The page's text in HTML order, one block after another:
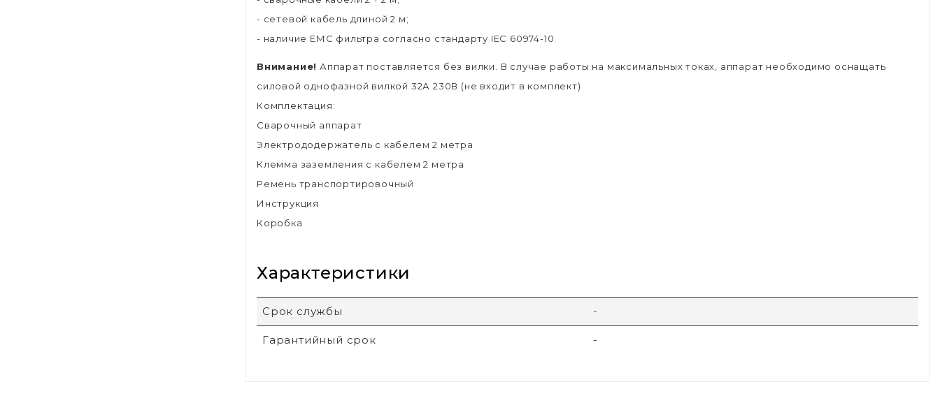
- сетевой кабель длиной 2 м;
- наличие ЕМС фильтра согласно стандарту IEC 60974-10.
Внимание! Аппарат поставляется без вилки. В случае работы на максимальных токах, аппарат необходимо оснащать
силовой однофазной вилкой 32А 230В (не входит в комплект)
Комплектация:
Сварочный аппарат
Электрододержатель с кабелем 2 метра
Клемма заземления с кабелем 2 метра
Ремень транспортировочный
Инструкция
Коробка
Характеристики
Срок службы -
Гарантийный срок -